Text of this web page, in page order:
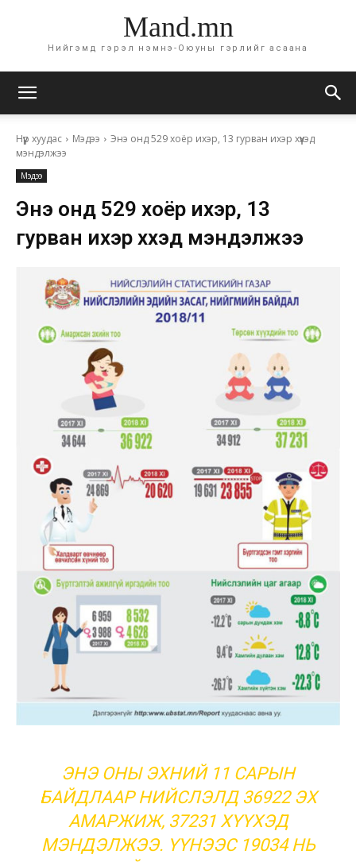
Mand.mn
Нийгэмд гэрэл нэмнэ-Оюуны гэрлийг асаана
Нүүр хуудас Мэдээ
Энэ онд 529 хоёр ихэр, 13 гурван ихэр хүүхэд
мэндэлжээ
Мэдээ
Энэ онд 529 хоёр ихэр, 13
гурван ихэр хүүхэд мэндэлжээ
ЭНЭ ОНЫ ЭХНИЙ 11 САРЫН
БАЙДЛААР НИЙСЛЭЛД 36922 ЭХ
АМАРЖИЖ, 37231 ХҮҮХЭД
МЭНДЭЛЖЭЭ. ҮҮНЭЭС 19034 НЬ